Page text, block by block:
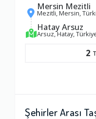
Mersin Mezitli
Mezitli, Mersin,
Hatay Arsuz
Arsuz, Hatay,
2
Şehirler Arası